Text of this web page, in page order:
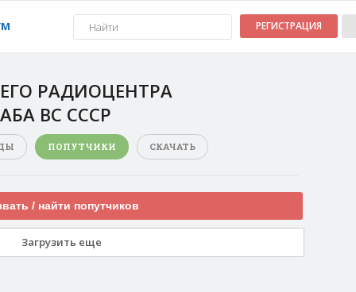
РЕГИСТРАЦИЯ
РАДИОЦЕНТРА
ВС СССР
ПОПУТЧИКИ СКАЧАТЬ
/ найти попутчиков
Загрузить еще